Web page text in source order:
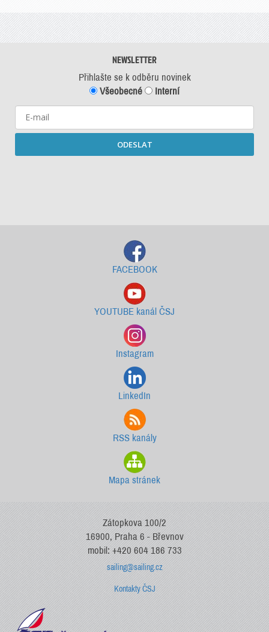
NEWSLETTER
Přihlašte se k odběru novinek
Všeobecné
Interní
ODESLAT
FACEBOOK
YOUTUBE kanál ČSJ
Instagram
LinkedIn
RSS kanály
Mapa stránek
Zátopkova 100/2
16900, Praha 6 - Břevnov
mobil: +420 604 186 733
sailing@sailing.cz
Kontakty ČSJ